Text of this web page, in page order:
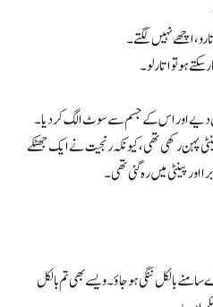
اچھے نہیں لگتے۔
ہو تو اتار لو۔
دیے اور اس کے جسم سے سوٹ الگ کر دیا۔
پہن رکھی تھی، کیونکہ رنجیت نے ایک جھٹکے
اور پینٹی میں رہ گئی تھی۔
بالکل ننگی ہوجاؤ۔ ویسے بھی تم بالکل